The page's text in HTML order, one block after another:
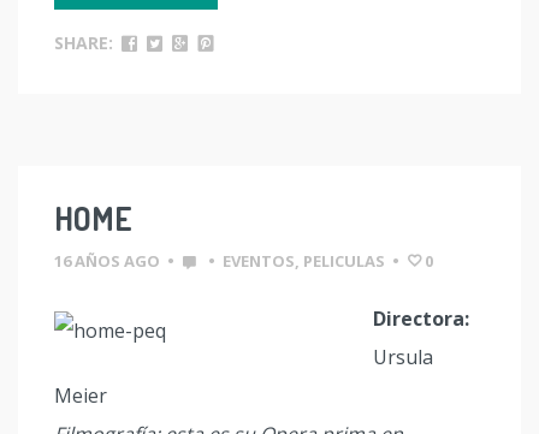
SHARE:
HOME
16 AÑOS AGO • • EVENTOS, PELICULAS • 0
Directora:
Ursula
Meier